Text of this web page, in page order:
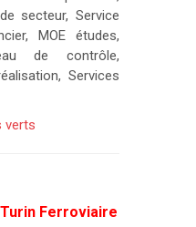
secteur, Service
MOE études,
de contrôle,
Services
verts
Ferroviaire